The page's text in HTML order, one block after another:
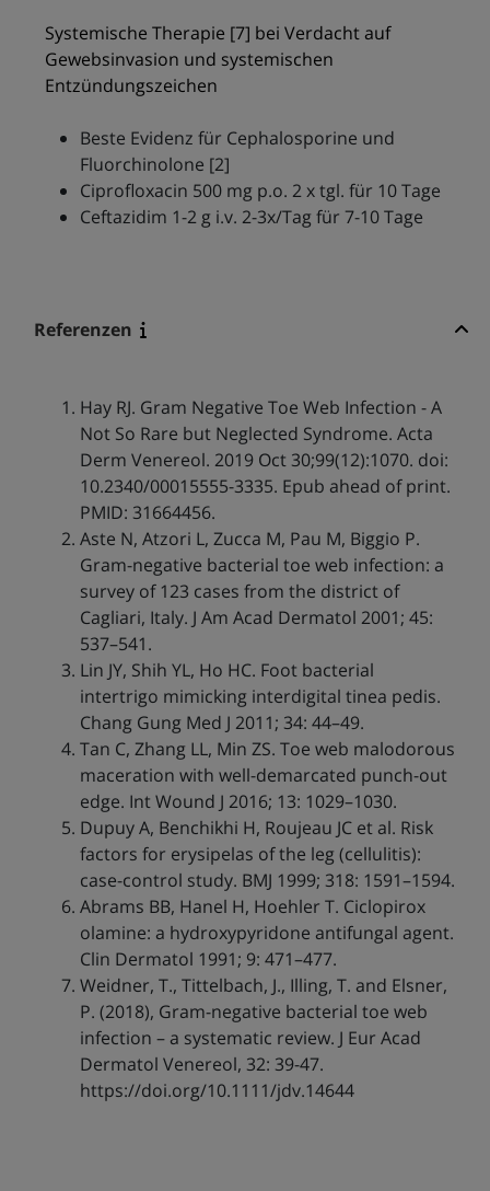
Systemische Therapie [7] bei Verdacht auf
Gewebsinvasion und systemischen
Entzündungszeichen
Beste Evidenz für Cephalosporine und
Fluorchinolone [2]
Ciprofloxacin 500 mg p.o. 2 x tgl. für 10 Tage
Ceftazidim 1-2 g i.v. 2-3x/Tag für 7-10 Tage
Referenzen
Hay RJ. Gram Negative Toe Web Infection - A
Not So Rare but Neglected Syndrome. Acta
Derm Venereol. 2019 Oct 30;99(12):1070. doi:
10.2340/00015555-3335. Epub ahead of print.
PMID: 31664456.
Aste N, Atzori L, Zucca M, Pau M, Biggio P.
Gram-negative bacterial toe web infection: a
survey of 123 cases from the district of
Cagliari, Italy. J Am Acad Dermatol 2001; 45:
537–541.
Lin JY, Shih YL, Ho HC. Foot bacterial
intertrigo mimicking interdigital tinea pedis.
Chang Gung Med J 2011; 34: 44–49.
Tan C, Zhang LL, Min ZS. Toe web malodorous
maceration with well-demarcated punch-out
edge. Int Wound J 2016; 13: 1029–1030.
Dupuy A, Benchikhi H, Roujeau JC et al. Risk
factors for erysipelas of the leg (cellulitis):
case-control study. BMJ 1999; 318: 1591–1594.
Abrams BB, Hanel H, Hoehler T. Ciclopirox
olamine: a hydroxypyridone antifungal agent.
Clin Dermatol 1991; 9: 471–477.
Weidner, T., Tittelbach, J., Illing, T. and Elsner,
P. (2018), Gram-negative bacterial toe web
infection – a systematic review. J Eur Acad
Dermatol Venereol, 32: 39-47.
https://doi.org/10.1111/jdv.14644